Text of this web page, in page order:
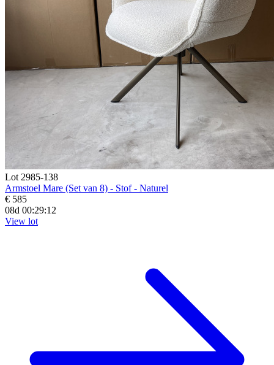
Lot 2985-138
Armstoel Mare (Set van 8) - Stof - Naturel
€ 585
08d 00:29:11
View lot